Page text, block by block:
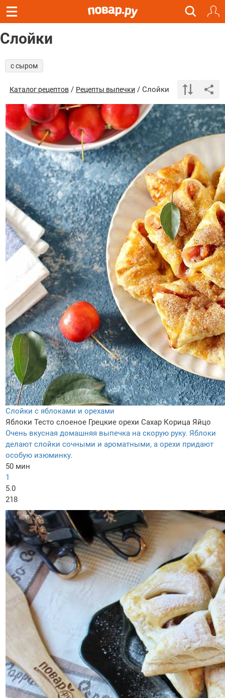
Слойки
с сыром
Каталог рецептов / Рецепты выпечки / Слойки
Слойки с яблоками и орехами
Яблоки Тесто слоеное Грецкие орехи Сахар Корица Яйцо
Очень вкусная домашняя выпечка на скорую руку. Яблоки
делают слойки сочными и ароматными, а орехи придают
особую изюминку.
50 мин
1
5.0
218